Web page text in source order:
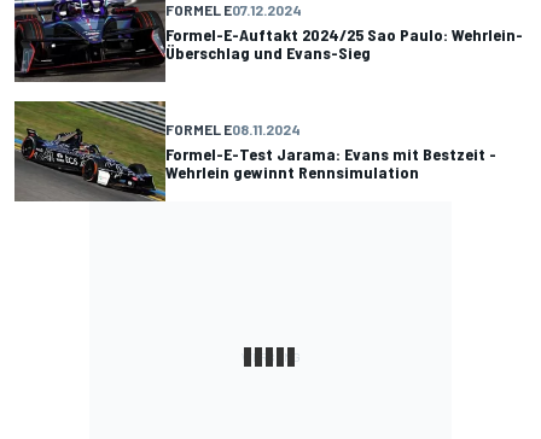
FORMEL E07.12.2024
Formel-E-Auftakt 2024/25 Sao Paulo: Wehrlein-
Überschlag und Evans-Sieg
FORMEL E08.11.2024
Formel-E-Test Jarama: Evans mit Bestzeit -
Wehrlein gewinnt Rennsimulation